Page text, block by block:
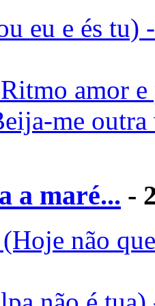
eu e és tu)
amor
me
a maré... -
não